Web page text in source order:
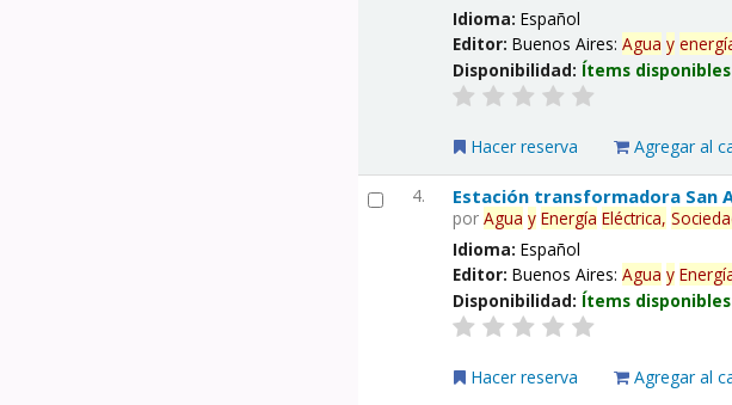
Idioma:Español
Editor:Buenos Aires:Agua y
Disponibilidad: Ítems
Hacer reserva Agregar al
4. Estación transformadora San
porAgua y Energía Eléctrica,
Idioma:Español
Editor:Buenos Aires:Agua y
Disponibilidad: Ítems
Hacer reserva Agregar al